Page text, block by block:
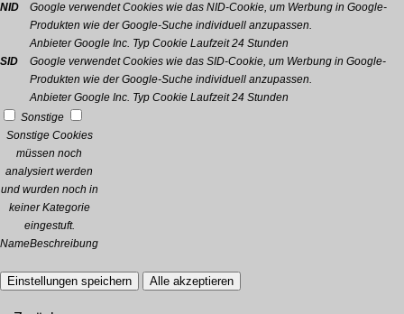
NID
Google verwendet Cookies wie das NID-Cookie, um Werbung in Google-
Produkten wie der Google-Suche individuell anzupassen.
Anbieter Google Inc. Typ Cookie Laufzeit 24 Stunden
SID
Google verwendet Cookies wie das SID-Cookie, um Werbung in Google-
Produkten wie der Google-Suche individuell anzupassen.
Anbieter Google Inc. Typ Cookie Laufzeit 24 Stunden
Sonstige
Sonstige Cookies
müssen noch
analysiert werden
und wurden noch in
keiner Kategorie
eingestuft.
NameBeschreibung
Einstellungen speichern Alle akzeptieren